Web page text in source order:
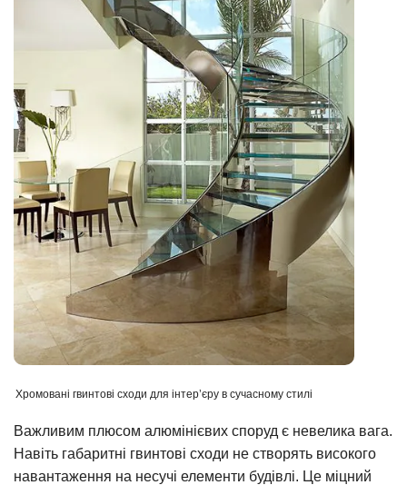
Хромовані гвинтові сходи для інтер’єру в сучасному стилі
Важливим плюсом алюмінієвих споруд є невелика вага.
Навіть габаритні гвинтові сходи не створять високого
навантаження на несучі елементи будівлі. Це міцний